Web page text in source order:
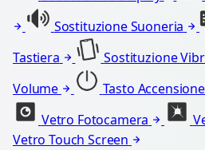
Sostituzione Suoneria
Tastiera
Sostituzione
Volume
Tasto Accensione
Vetro Fotocamera
Vetro Touch Screen